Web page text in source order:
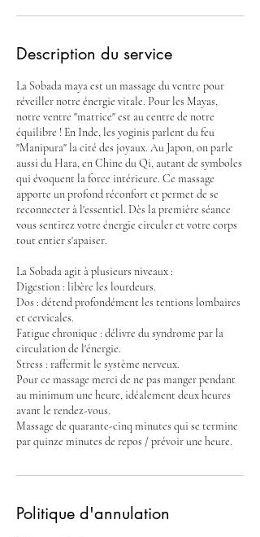
Description du service
La Sobada maya est un massage du ventre pour
réveiller notre énergie vitale. Pour les Mayas,
notre ventre "matrice" est au centre de notre
équilibre ! En Inde, les yoginis parlent du feu
"Manipura" la cité des joyaux. Au Japon, on parle
aussi du Hara, en Chine du Qi, autant de symboles
qui évoquent la force intérieure. Ce massage
apporte un profond réconfort et permet de se
reconnecter à l'essentiel. Dès la première séance
vous sentirez votre énergie circuler et votre corps
tout entier s'apaiser.
La Sobada agit à plusieurs niveaux :
Digestion : libère les lourdeurs.
Dos : détend profondément les tentions lombaires
et cervicales.
Fatigue chronique : délivre du syndrome par la
circulation de l'énergie.
Stress : raffermit le système nerveux.
Pour ce massage merci de ne pas manger pendant
au minimum une heure, idéalement deux heures
avant le rendez-vous.
Massage de quarante-cinq minutes qui se termine
Politique d'annulation